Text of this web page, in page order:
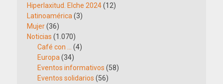
Hiperlaxitud. Elche 2024(12)
Latinoamérica (3)
Mujer(36)
Noticias (1.070)
Café con …
(4)
Europa (34)
Eventos informativos (58)
Eventos solidarios (56)